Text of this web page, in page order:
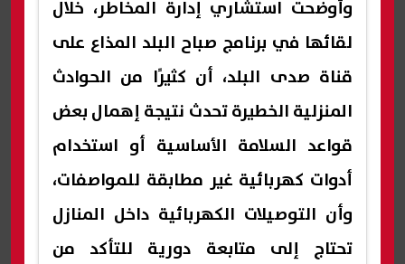
وأوضحت استشاري إدارة المخاطر، خلال
لقائها في برنامج صباح البلد المذاع على
قناة صدى البلد، أن كثيرًا من الحوادث
المنزلية الخطيرة تحدث نتيجة إهمال بعض
قواعد السلامة الأساسية أو استخدام
أدوات كهربائية غير مطابقة للمواصفات،
وأن التوصيلات الكهربائية داخل المنازل
تحتاج إلى متابعة دورية للتأكد من